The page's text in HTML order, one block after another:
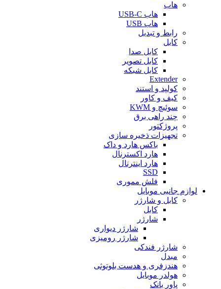
هاب
هاب USB-C
هاب USB
رابط و تبدیل
کابل
کابل صدا
کابل تصویر
کابل شبکه
Extender
کولپد و استند
کیف و کاور
سوئیچ و KWM
چند راهی برق
پروژکتور
تجهیزات ذخیره سازی
باکس هارد و داک
هارد اکسترنال
هارد اینترنال
SSD
فلش مموری
لوازم جانبی موبایل
کابل و شارژر
کابل
شارژر
شارژر دیواری
شارژر رومیزی
شارژر فندکی
مبدل
هندزفری و هدست بلوتوثی
هولدر موبایل
پاور بانک